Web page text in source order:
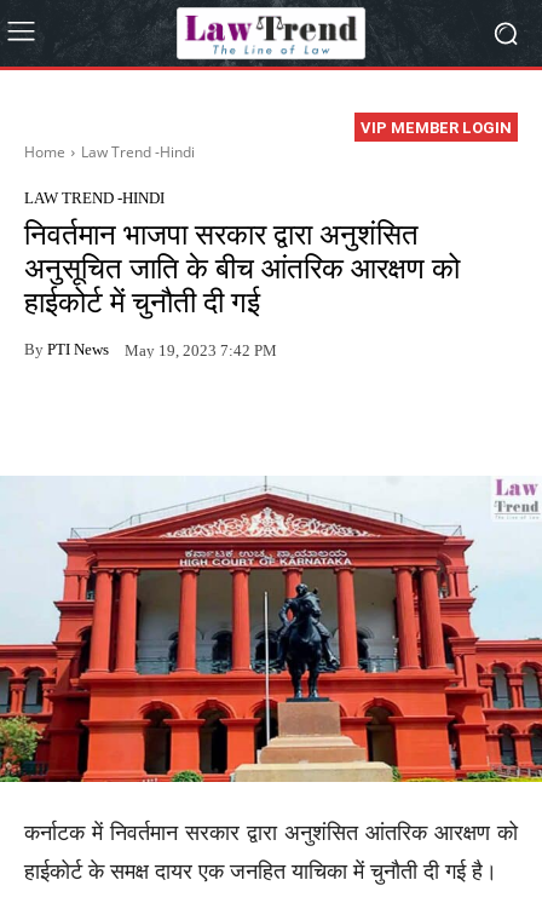
VIP MEMBER LOGIN
Home Law Trend -Hindi
LAW TREND -HINDI
निवर्तमान भाजपा सरकार द्वारा अनुशंसित
अनुसूचित जाति के बीच आंतरिक आरक्षण को
हाईकोर्ट में चुनौती दी गई
By PTI News May 19, 2023 7:42 PM
कर्नाटक में निवर्तमान सरकार द्वारा अनुशंसित आंतरिक आरक्षण को
हाईकोर्ट के समक्ष दायर एक जनहित याचिका में चुनौती दी गई है।